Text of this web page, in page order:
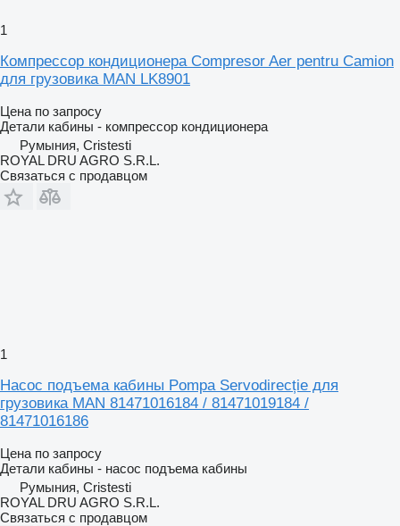
1
Компрессор кондиционера Compresor Aer pentru Camion
для грузовика MAN LK8901
Цена по запросу
Детали кабины - компрессор кондиционера
Румыния, Cristesti
ROYAL DRU AGRO S.R.L.
Связаться с продавцом
1
Насос подъема кабины Pompa Servodirecție для
грузовика MAN 81471016184 / 81471019184 /
81471016186
Цена по запросу
Детали кабины - насос подъема кабины
Румыния, Cristesti
ROYAL DRU AGRO S.R.L.
Связаться с продавцом